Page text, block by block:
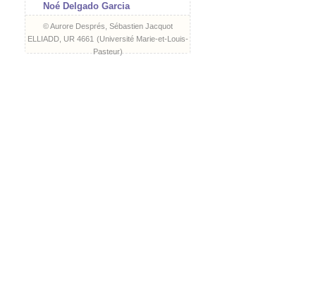
Noé Delgado Garcia
Arnaud Des Pallières
Aurore Després
Jean-Charles Di Zazzo
© Aurore Després, Sébastien Jacquot
ELLIADD, UR 4661 (Université Marie-et-Louis-
Pasteur)